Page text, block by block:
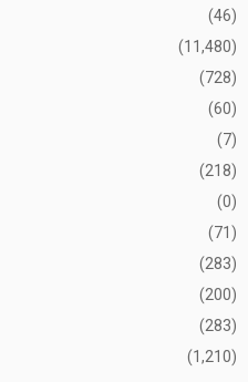
(46)
(11,480)
(728)
(60)
(7)
(218)
(0)
(71)
(283)
(200)
(283)
(1,210)